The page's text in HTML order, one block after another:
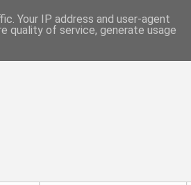
Your IP address and user-agent
quality of service, generate usage